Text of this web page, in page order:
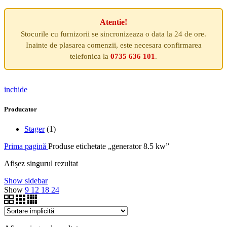
Atentie!
Stocurile cu furnizorii se sincronizeaza o data la 24 de ore.
Inainte de plasarea comenzii, este necesara confirmarea
telefonica la 0735 636 101 .
inchide
Producator
Stager (1)
Prima pagină Produse etichetate „generator 8.5 kw”
Afișez singurul rezultat
Show sidebar
Show 9 12 18 24